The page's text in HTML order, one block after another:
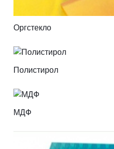
Оргстекло
Полистирол
МДФ